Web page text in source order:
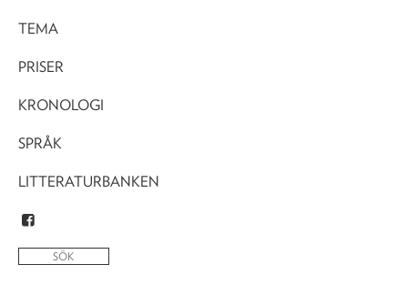
TEMA
PRISER
KRONOLOGI
SPRÅK
LITTERATURBANKEN